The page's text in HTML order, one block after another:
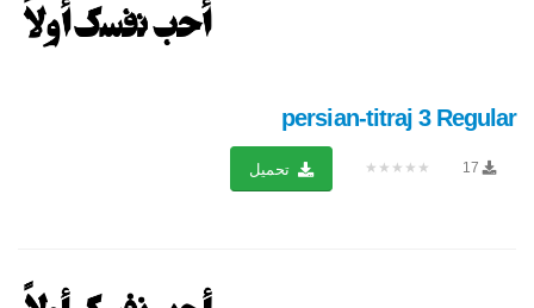
persian-titraj 3 Regular
17
★★★★★ تحميل